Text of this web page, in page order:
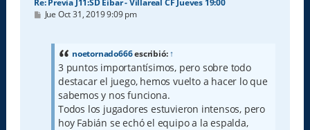
M
Jue Oct 31, 2019 9:09 pm
noetornado666escribió:↑
3 puntos importantísimos, pero sobre todo
destacar el juego, hemos vuelto a hacer lo que
sabemos y nos funciona.
Todos los jugadores estuvieron intensos, pero
hoy Fabián se echó el equipo a la espalda,